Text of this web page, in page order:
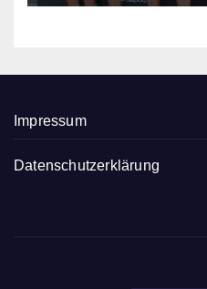
Impressum
Datenschutzerklärung